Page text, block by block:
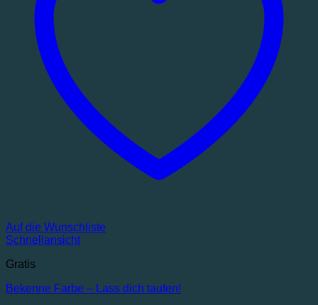
Auf die Wunschliste
Schnellansicht
Gratis
Bekenne Farbe – Lass dich taufen!